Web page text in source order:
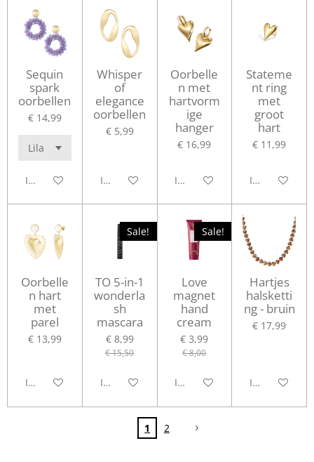
Sequin
spark
oorbellen
€ 14,99
In winkelwagen
Whisper
of
elegance
oorbellen
€ 5,99
In winkelwagen
Oorbelle
n met
hartvorm
ige
hanger
€ 16,99
In winkelwagen
Stateme
nt ring
met
groot
hart
€ 11,99
In
Oorbelle
n hart
met
parel
€ 13,99
In winkelwagen
Sale!
TO 5-in-1
wonderla
sh
mascara
€ 8,99
€ 15,50
In winkelwagen
Sale!
Love
magnet
hand
cream
€ 3,99
€ 8,00
In winkelwagen
Hartjes
halsketti
ng - bruin
€ 17,99
In
1 2